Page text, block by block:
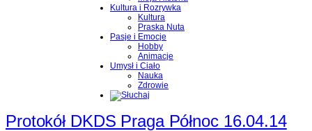
Kultura i Rozrywka
Kultura
Praska Nuta
Pasje i Emocje
Hobby
Animacje
Umysł i Ciało
Nauka
Zdrowie
Protokół DKDS Praga Północ 16.04.14